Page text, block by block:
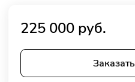
225 000 руб.
Заказать